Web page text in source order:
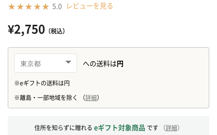
5.0 レビューを見る
¥2,750 （税込）
住所を知らずに贈れる eギフト対象商品 です （詳細）